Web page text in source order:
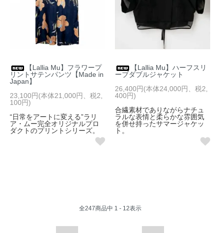
【Lallia Mu】フラワープ
リントサテンパンツ【Made in
Japan】
23,100円(本体21,000円、税2,
100円)
“日常をアートに変える”ラリ
ア・ムー完全オリジナルプロ
ダクトのプリントシリーズ。
【Lallia Mu】ハーフスリ
ーブダブルジャケット
26,400円(本体24,000円、税2,
400円)
合繊素材でありながらナチュ
ラルな表情と柔らかな雰囲気
を併せ持ったサマージャケッ
ト。
全247商品中 1 - 12表示